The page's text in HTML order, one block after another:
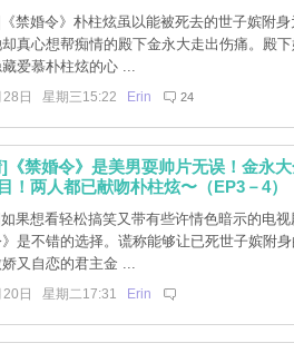
禁婚令》朴柱炫虽以能被死去的世子嫔附身
真心想帮痴情的殿下金永大走出伤痛。殿
爱慕朴柱炫的心 ...
28日 星期三15:22 Erin 24
《禁婚令》是美男耍帅片无误！金永
！两人都已献吻朴柱炫〜（EP3－4）
果想看轻松搞笑又带有些许情色暗示的电视
是不错的选择。谎称能够让已死世子嫔附
又自恋的君主金 ...
20日 星期二17:31 Erin